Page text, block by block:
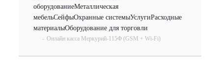
оборудованиеМеталлическая
мебельСейфыОхранные системыУслугиРасходные
материалыОборудование для торговли
- Онлайн касса Меркурий-115Ф (GSM + Wi-Fi)